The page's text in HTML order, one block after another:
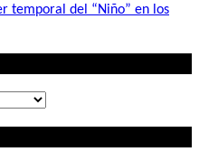
temporal del “Niño” en los